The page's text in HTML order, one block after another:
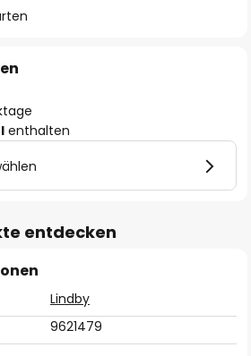
enthalten
entdecken
Lindby
9621479